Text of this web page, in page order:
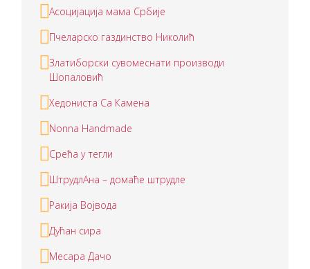
Асоцијација мама Србије
Пчеларско газдинство Николић
Златиборски сувомеснати производи
Шопаловић
Хедониста Са Камена
Nonna Handmade
Срећа у тегли
ШтрудлАна – домаће штрудле
Ракија Војвода
Дућан сира
Месара Дачо